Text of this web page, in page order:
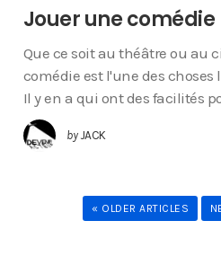
Jouer une comédie
Que ce soit au théâtre ou au
comédie est l'une des choses
Il y en a qui ont des facilités
by JACK
« OLDER ARTICLES